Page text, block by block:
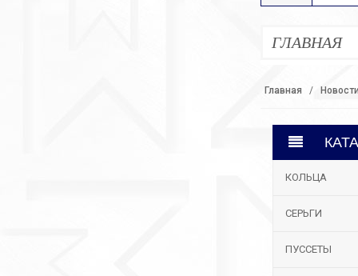
ГЛАВНАЯ
Главная
КОЛЬЦА
СЕРЬГИ
ПУССЕТЫ